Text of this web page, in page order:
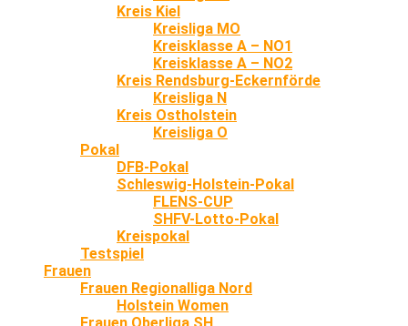
Kreis Kiel
Kreisliga MO
Kreisklasse A – NO1
Kreisklasse A – NO2
Kreis Rendsburg-Eckernförde
Kreisliga N
Kreis Ostholstein
Kreisliga O
Pokal
DFB-Pokal
Schleswig-Holstein-Pokal
FLENS-CUP
SHFV-Lotto-Pokal
Kreispokal
Testspiel
Frauen
Frauen Regionalliga Nord
Holstein Women
Frauen Oberliga SH